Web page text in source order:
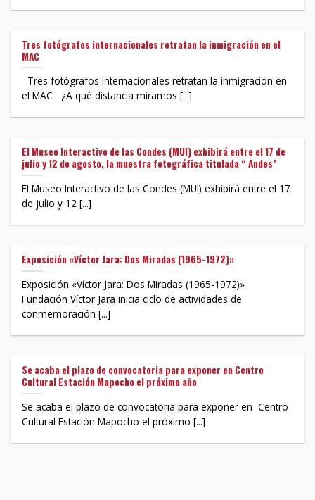
Tres fotógrafos internacionales retratan la inmigración en el
MAC
Tres fotógrafos internacionales retratan la inmigración en
el MAC ¿A qué distancia miramos [...]
El Museo Interactivo de las Condes (MUI) exhibirá entre el 17 de
julio y 12 de agosto, la muestra fotográfica titulada “ Andes”
El Museo Interactivo de las Condes (MUI) exhibirá entre el 17
de julio y 12 [...]
Exposición «Víctor Jara: Dos Miradas (1965-1972)»
Exposición «Víctor Jara: Dos Miradas (1965-1972)»
Fundación Víctor Jara inicia ciclo de actividades de
conmemoración [...]
Se acaba el plazo de convocatoria para exponer en Centro
Cultural Estación Mapocho el próximo año
Se acaba el plazo de convocatoria para exponer en Centro
Cultural Estación Mapocho el próximo [...]